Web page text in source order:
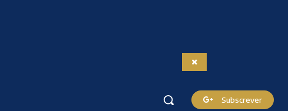
Subscrever